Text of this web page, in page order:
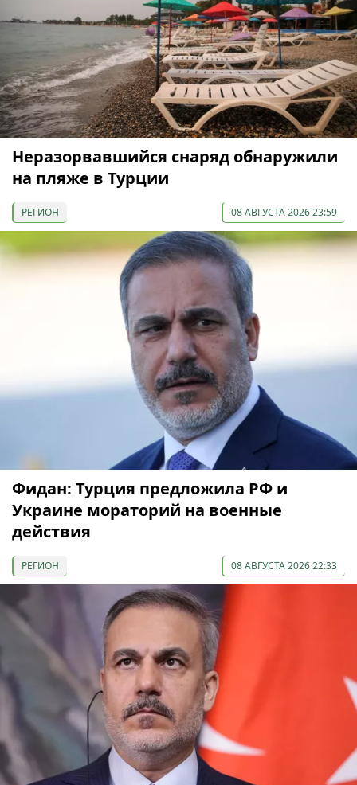
Неразорвавшийся снаряд обнаружили
на пляже в Турции
РЕГИОН 08 АВГУСТА 2026 23:59
Фидан: Турция предложила РФ и
Украине мораторий на военные
действия
РЕГИОН 08 АВГУСТА 2026 22:33